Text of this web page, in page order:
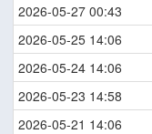
2026-05-27 00:43
2026-05-25 14:06
2026-05-24 14:06
2026-05-23 14:58
2026-05-21 14:06